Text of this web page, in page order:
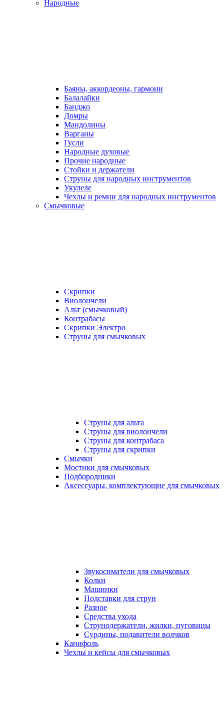
Народные
Баяны, аккордеоны, гармони
Балалайки
Банджо
Домры
Мандолины
Варганы
Гусли
Народные духовые
Прочие народные
Стойки и держатели
Струны для народных инструментов
Укулеле
Чехлы и ремни для народных инструментов
Смычковые
Скрипки
Виолончели
Альт (смычковый)
Контрабасы
Скрипки Электро
Струны для смычковых
Струны для альта
Струны для виолончели
Струны для контрабаса
Струны для скрипки
Смычки
Мостики для смычковых
Подбородники
Аксеcсуары, комплектующие для смычковых
Звукосиматели для смычковых
Колки
Машинки
Подставки для струн
Разное
Средства ухода
Струнодержатели, жилки, пуговицы
Сурдины, подавители волчков
Канифоль
Чехлы и кейсы для смычковых